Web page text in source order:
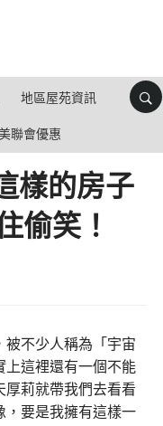
地區屋苑資訊
聯會優惠
樣的房子
偷笑！
被不少人稱為「宇宙
上這裡還有一個不能
莉就帶我們去看看
，要是我擁有這樣一